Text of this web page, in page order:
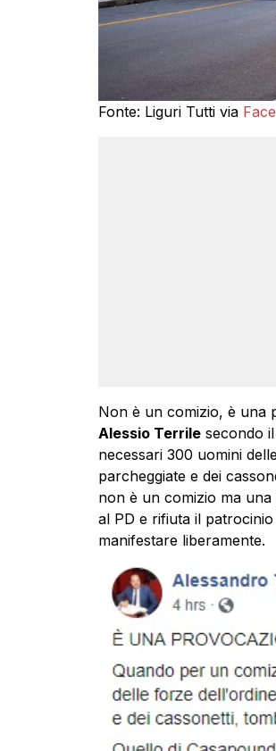
Fonte: Liguri Tutti via
Non è un comizio, è una
Alessio Terrilesecondo il
necessari 300 uomini
parcheggiate e dei
non è un comizio ma
al PD e rifiuta il
manifestare liberamente.